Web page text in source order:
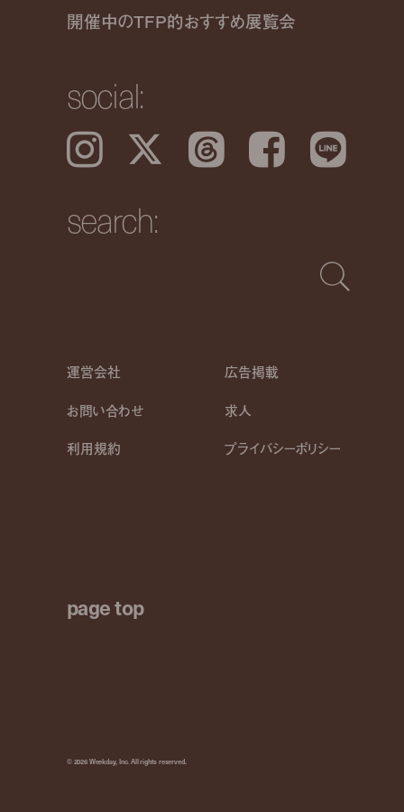
開催中のTFP的おすすめ展覧会
social:
Instagram 𝕏 Threads Facebook LINE
search:
運営会社
広告掲載
お問い合わせ
求人
利用規約 プライバシーポリシー
page top
© 2026 Weekday, Inc. All rights reserved.